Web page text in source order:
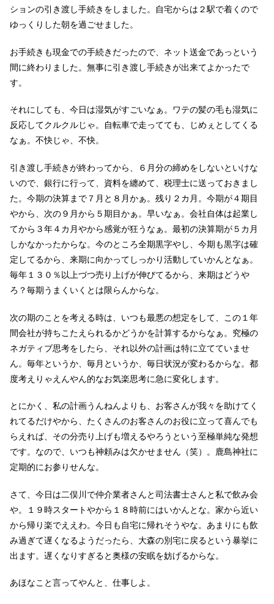
ションの引き渡し手続きをしました。自宅からは２駅で着くので
ゆっくりした朝を過ごせました。
お手続きも現金での手続きだったので、ネット送金であっという
間に終わりました。無事に引き渡し手続きが出来てよかったで
す。
それにしても、今日は湿気がすごいなぁ。ワテの髪の毛も湿気に
反応してクルクルじゃ。自転車で走ってても、じめぇとしてくる
なぁ。不快じゃ、不快。
引き渡し手続きが終わってから、６月分の締めをしないといけな
いので、銀行に行って、資料を纏めて、税理士に送っておきまし
た。今期の決算まで７月と８月かぁ。残り２カ月。今期が４期目
やから、次の９月から５期目かぁ。早いなぁ。会社自体は起業し
てから３年４カ月やから感覚が狂うなぁ。最初の決算期が５カ月
しかなかったからな。今のところ全期黒字やし、今期も黒字は確
定してるから、来期に向かってしっかり活動していかんとなぁ。
毎年１３０％以上づつ売り上げが伸びてるから、来期はどうや
ろ？毎期うまくいくとは限らんからな。
次の期のことを考える時は、いつも最悪の想定をして、この１年
間会社が持ちこたえられるかどうかを計算するからなぁ。究極の
ネガティブ思考をしたら、それ以外の計画は特に立てていませ
ん。毎年というか、毎月というか、毎日状況が変わるからな。都
度考えりゃえんやん的なお気楽思考に急に変化します。
とにかく、私の計画うんねんよりも、お客さんが我々を助けてく
れてるだけやから、たくさんのお客さんのお役に立って喜んでも
らえれば、その分売り上げも増えるやろうという至極単純な発想
です。なので、いつも神頼みは欠かせません（笑）。鹿島神社に
定期的にお参りせんな。
さて、今日は二俣川で仲介業者さんと司法書士さんと私で飲み会
や。１９時スタートやから１８時前にはいかんとな。家から近い
から帰り楽でええわ。今日も自宅に帰れそうやな。あまりにも飲
み過ぎて遅くなるようだったら、大森の別宅に戻るという暴挙に
出ます。遅くなりすぎると奥様の安眠を妨げるからな。
あほなこと言ってやんと、仕事しよ。